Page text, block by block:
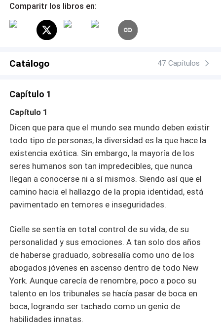
Cuando sus destinos nuevamente colisionen, el pasado
sino que un peligro inminente que asecha desde las
sombras. Secretos, traiciones, muertes y viejas pasiones.
cuestionarte... ¿Cuál es el verdadero Diablo? ... «Si no te
Comparitr los libros en:
Catálogo 47 Capítulos
Capítulo 1
Capítulo 1
Dicen que para que el mundo sea mundo deben existir
todo tipo de personas, la diversidad es la que hace la
existencia exótica. Sin embargo, la mayoría de los
seres humanos son tan impredecibles, que nunca
llegan a conocerse ni a sí mismos. Siendo así que el
camino hacia el hallazgo de la propia identidad, está
pavimentado en temores e inseguridades.
Cielle se sentía en total control de su vida, de su
personalidad y sus emociones. A tan solo dos años
de haberse graduado, sobresalía como uno de los
abogados jóvenes en ascenso dentro de todo New
York. Aunque carecía de renombre, poco a poco su
talento en los tribunales se hacía pasar de boca en
boca, logrando ser tachado como un genio de
habilidades innatas.